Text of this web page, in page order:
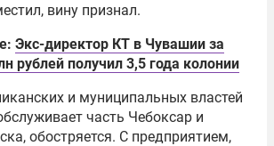
вину признал.
Экс-директор КТ в Чувашии за
рублей получил 3,5 года колонии
и муниципальных властей
часть Чебоксар и
обостряется. С предприятием,